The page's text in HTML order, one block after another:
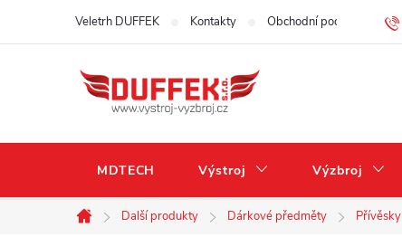
Veletrh DUFFEK Kontakty Obchodní podmínky
MDTECH Výstroj Výzbroj
Domů
Další produkty Dárkové předměty Přívěsky